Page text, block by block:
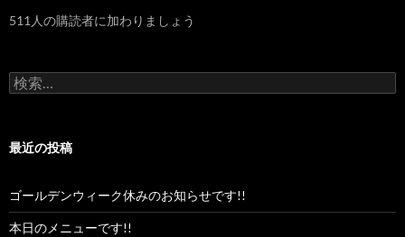
レ
511人の購読者に加わりましょう
検
索:
最近の投稿
ゴールデンウィーク休みのお知らせです!!
本日のメニューです!!